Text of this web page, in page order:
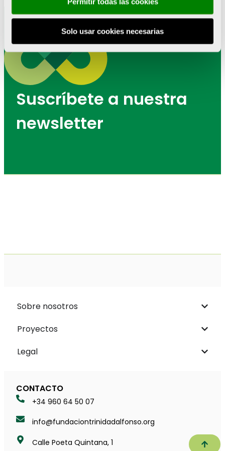
Solo usar cookies necesarias
Suscríbete a nuestra
newsletter
Sobre nosotros
Proyectos
Legal
CONTACTO
+34 960 64 50 07
info@fundaciontrinidadalfonso.org
Calle Poeta Quintana, 1